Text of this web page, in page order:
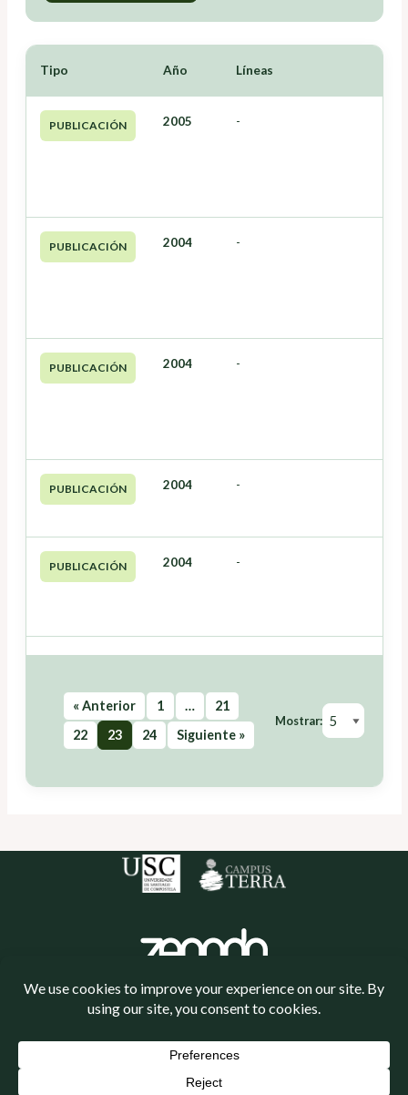
Tipo Año Líneas
PUBLICACIÓN 2005 -
PUBLICACIÓN 2004 -
PUBLICACIÓN 2004 -
PUBLICACIÓN 2004 -
PUBLICACIÓN 2004 -
« Anterior 1 …
21
22
23 24 Siguiente »
Mostrar:
Política de privacidade